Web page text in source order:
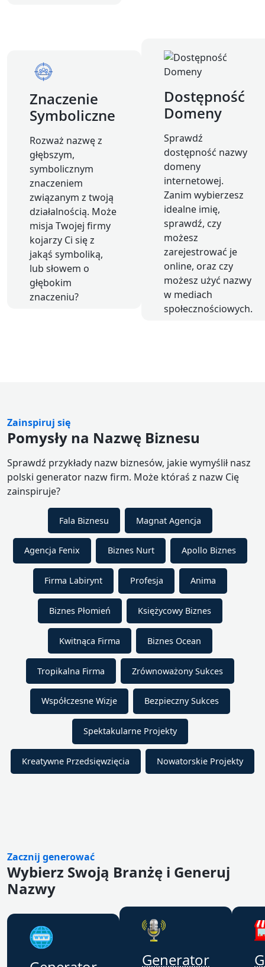
Znaczenie
Symboliczne
Rozważ nazwę z
głębszym,
symbolicznym
znaczeniem
związanym z twoją
działalnością. Może
misja Twojej firmy
kojarzy Ci się z
jakąś symboliką,
lub słowem o
głębokim
znaczeniu?
Dostępność
Domeny
Sprawdź
dostępność nazwy
domeny
internetowej.
Zanim wybierzesz
idealne imię,
sprawdź, czy
możesz
zarejestrować je
online, oraz czy
możesz użyć nazwy
w mediach
społecznościowych.
Zainspiruj się
Pomysły na Nazwę Biznesu
Sprawdź przykłady nazw biznesów, jakie wymyślił nasz
polski generator nazw firm. Może któraś z nazw Cię
zainspiruje?
Fala Biznesu Magnat Agencja
Agencja Fenix Biznes Nurt Apollo Biznes
Firma Labirynt Profesja Anima
Biznes Płomień Księżycowy Biznes
Kwitnąca Firma Biznes Ocean
Tropikalna Firma Zrównoważony Sukces
Współczesne Wizje Bezpieczny Sukces
Spektakularne Projekty
Kreatywne Przedsięwzięcia Nowatorskie Projekty
Zacznij generować
Wybierz Swoją Branżę i Generuj
Nazwy
Generator